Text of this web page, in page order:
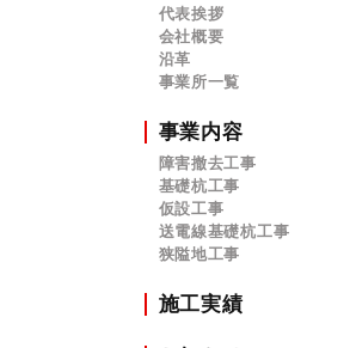
代表挨拶
会社概要
沿革
事業所一覧
事業内容
障害撤去工事
基礎杭工事
仮設工事
送電線基礎杭工事
狭隘地工事
施工実績